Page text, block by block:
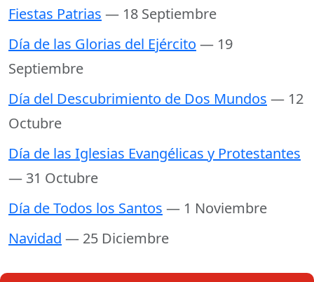
Fiestas Patrias — 18 Septiembre
Día de las Glorias del Ejército — 19
Septiembre
Día del Descubrimiento de Dos Mundos — 12
Octubre
Día de las Iglesias Evangélicas y Protestantes
— 31 Octubre
Día de Todos los Santos — 1 Noviembre
Navidad — 25 Diciembre